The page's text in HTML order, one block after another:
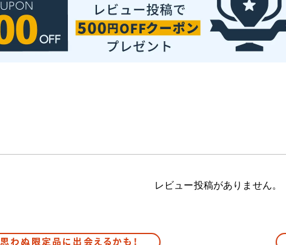
レビュー投稿がありません。
思わぬ限定品に出会えるかも！